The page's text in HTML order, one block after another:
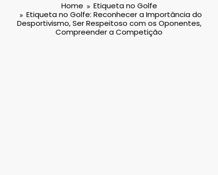
Home
Etiqueta no Golfe
Etiqueta no Golfe: Reconhecer a Importância do
Desportivismo, Ser Respeitoso com os Oponentes,
Compreender a Competição